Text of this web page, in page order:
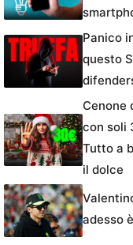
Panico
questo
Cenone
con soli
Tutto a
il dolce
adesso